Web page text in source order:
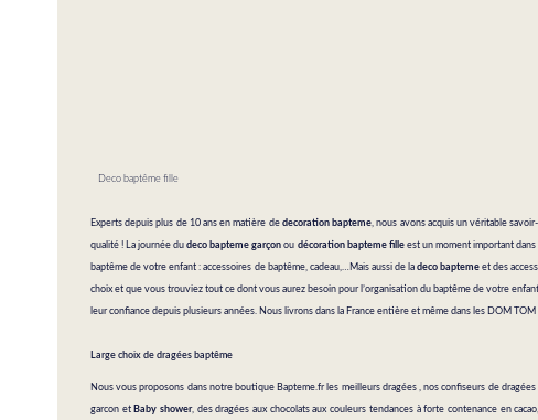
Deco baptême fille
Experts depuis plus de 10 ans en matière de decoration bapteme, nous avons acquis un véritable
qualité ! La journée dudeco bapteme garçon ou décoration bapteme filleest un moment important
baptême de votre enfant :accessoires de baptême, cadeau,…Mais aussi de ladeco bapteme et des
choix et que vous trouviez tout ce dont vous aurez besoin pour l’organisation du baptême de votre
leur confiance depuis plusieurs années. Nous livrons dans la France entière et même dans les DOM
Large choix de dragées baptême
Nous vous proposons dans notre boutique Bapteme.fr les meilleurs dragées , nos confiseurs de dragées
garcon et Baby shower, des dragées aux chocolats aux couleurs tendances à forte contenance en